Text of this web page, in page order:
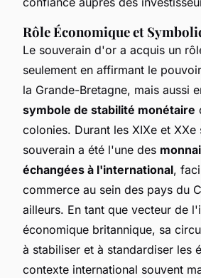
Rôle Économique et
Le souverain d'or a acquis un
seulement en affirmant le
la Grande-Bretagne, mais aussi
symbole de stabilité monétaire
colonies. Durant les XIXe et XXe
souverain a été l'une des
échangées à l'international,
commerce au sein des pays du
ailleurs. En tant que vecteur de
économique britannique, sa
à stabiliser et à standardiser les
contexte international souvent